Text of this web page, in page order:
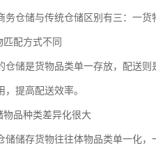
务仓储与传统仓储区别有三：一
匹配方式不同
仓储是货物品类单一存放，配送
，提高配送效率。
物品种类差异化很大
储储存货物往往体物品类单一化